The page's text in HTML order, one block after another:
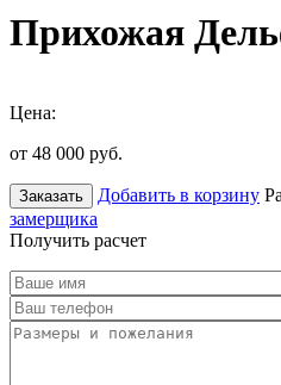
Прихожая
Цена:
от 48 000 руб.
Заказать Добавить в корзину
замерщика
Получить расчет